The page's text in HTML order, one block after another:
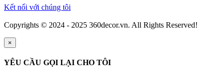
Kết nối với chúng tôi
Copyrights © 2024 - 2025 360decor.vn. All Rights Reserved!
×
YÊU CẦU GỌI LẠI CHO TÔI